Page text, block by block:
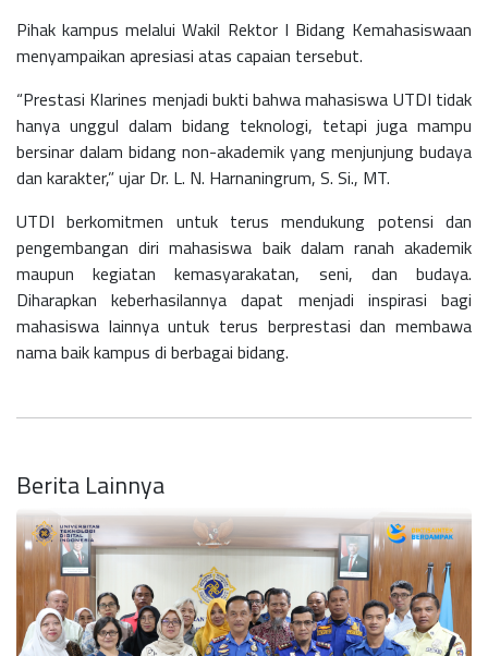
Pihak kampus melalui Wakil Rektor I Bidang Kemahasiswaan
menyampaikan apresiasi atas capaian tersebut.
“Prestasi Klarines menjadi bukti bahwa mahasiswa UTDI tidak
hanya unggul dalam bidang teknologi, tetapi juga mampu
bersinar dalam bidang non-akademik yang menjunjung budaya
dan karakter,” ujar Dr. L. N. Harnaningrum, S. Si., MT.
UTDI berkomitmen untuk terus mendukung potensi dan
pengembangan diri mahasiswa baik dalam ranah akademik
maupun kegiatan kemasyarakatan, seni, dan budaya.
Diharapkan keberhasilannya dapat menjadi inspirasi bagi
mahasiswa lainnya untuk terus berprestasi dan membawa
nama baik kampus di berbagai bidang.
Berita Lainnya